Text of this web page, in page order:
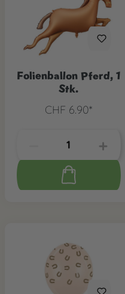
Folienballon Pferd, 1
Stk.
CHF 6.90*